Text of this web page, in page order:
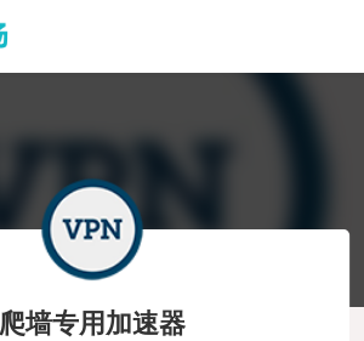
爬墙专用加速器